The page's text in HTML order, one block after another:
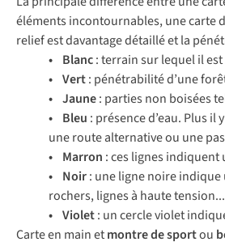
éléments incontournables, une carte
relief est davantage détaillé et la
• Blanc: terrain sur lequel il
• Vert: pénétrabilité d’une
• Jaune: parties non boisées
• Bleu : présence d’eau. Plus
une route alternative ou une
• Marron : ces lignes
• Noir: une ligne noire
rochers, lignes à haute tension...
• Violet: un cercle violet
Carte en main etmontre de sportou